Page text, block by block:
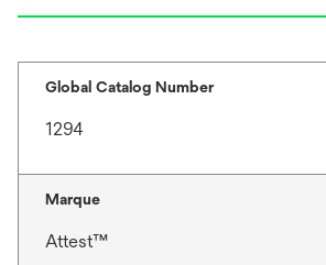
Global Catalog Number
1294
Marque
Attest™